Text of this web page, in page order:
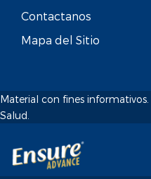
Contactanos
Mapa del Sitio
Material con fines
Salud.